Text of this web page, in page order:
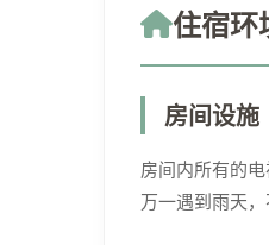
住宿环
房间设施
房间内所有的
万一遇到雨天